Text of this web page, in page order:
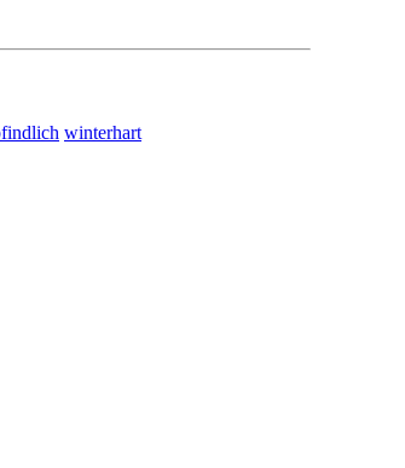
winterhart